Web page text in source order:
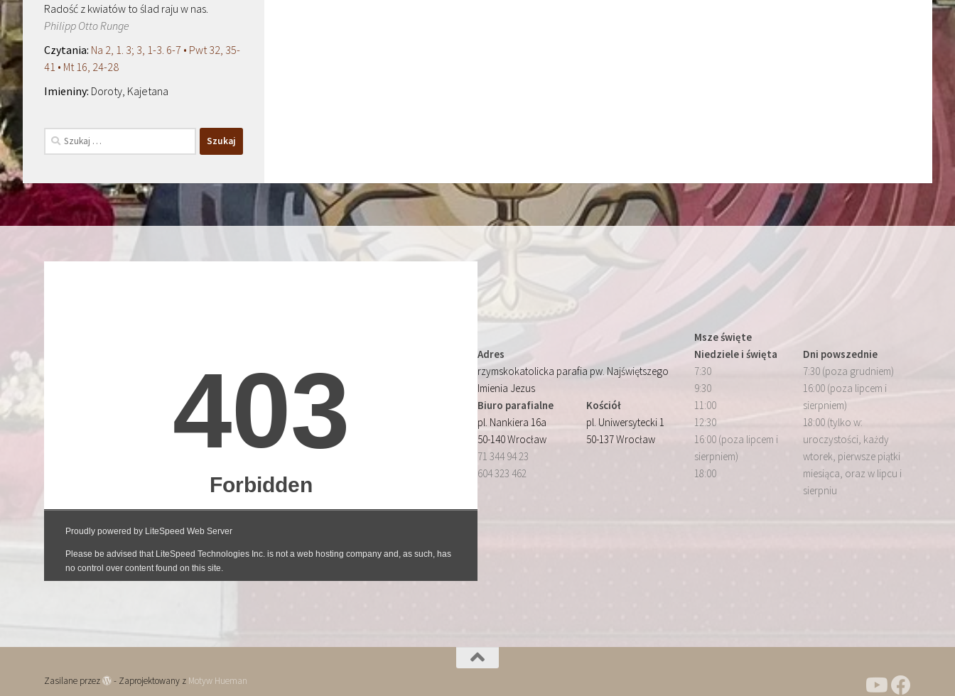
Radość z kwiatów to ślad raju w nas.
Philipp Otto Runge
Na 2, 1. 3; 3, 1-3. 6-7 • Pwt 32, 35-
41 • Mt 16, 24-28
Doroty, Kajetana
Szukaj:
Adres
rzymskokatolicka parafia pw. Najświętszego
Imienia Jezus
Biuro parafialne
pl. Nankiera 16a
50-140 Wrocław
71 344 94 23
604 323 462
Kościół
pl. Uniwersytecki 1
50-137 Wrocław
Msze święte
Niedziele i święta
7:30
9:30
11:00
12:30
16:00 (poza lipcem i
sierpniem)
18:00
Dni powszednie
7:30 (poza grudniem)
16:00 (poza lipcem i
sierpniem)
18:00 (tylko w:
uroczystości, każdy
wtorek, pierwsze piątki
miesiąca, oraz w lipcu i
sierpniu
Zasilane przez - Zaprojektowany z Motyw Hueman